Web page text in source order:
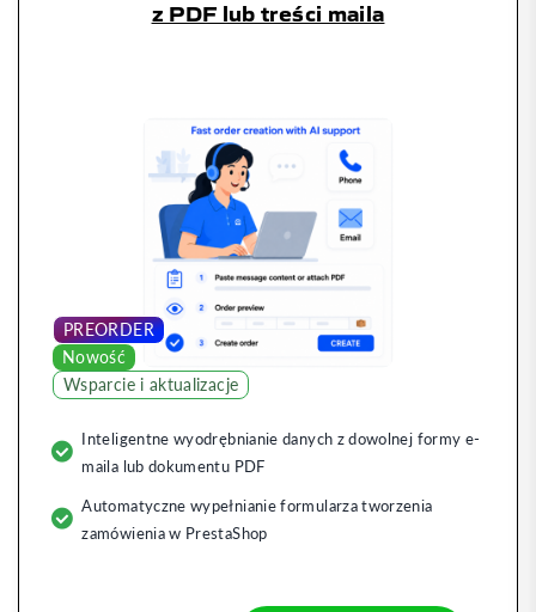
z PDF lub treści maila
Wsparcie i aktualizacje
Nowość
PREORDER
Inteligentne wyodrębnianie danych z dowolnej formy e-
maila lub dokumentu PDF
Automatyczne wypełnianie formularza tworzenia
zamówienia w PrestaShop